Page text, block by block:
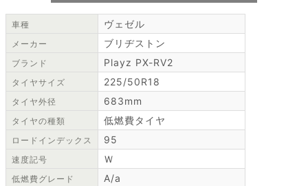
車種 ヴェゼル
メーカー ブリヂストン
ブランド Playz PX-RV2
タイヤサイズ 225/50R18
タイヤ外径 683mm
タイヤの種類 低燃費タイヤ
ロードインデックス 95
速度記号 Ｗ
低燃費グレード A/a